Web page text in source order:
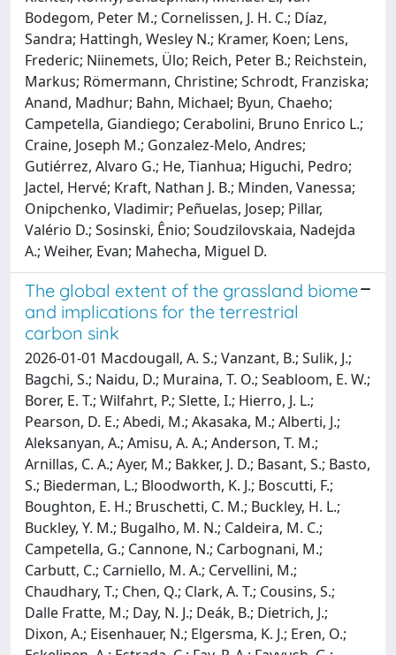
Bodegom, Peter M.; Cornelissen, J. H. C.; Díaz,
Sandra; Hattingh, Wesley N.; Kramer, Koen; Lens,
Frederic; Niinemets, Ülo; Reich, Peter B.; Reichstein,
Markus; Römermann, Christine; Schrodt, Franziska;
Anand, Madhur; Bahn, Michael; Byun, Chaeho;
Campetella, Giandiego; Cerabolini, Bruno Enrico L.;
Craine, Joseph M.; Gonzalez-Melo, Andres;
Gutiérrez, Alvaro G.; He, Tianhua; Higuchi, Pedro;
Jactel, Hervé; Kraft, Nathan J. B.; Minden, Vanessa;
Onipchenko, Vladimir; Peñuelas, Josep; Pillar,
Valério D.; Sosinski, Ênio; Soudzilovskaia, Nadejda
A.; Weiher, Evan; Mahecha, Miguel D.
The global extent of the grassland biome
and implications for the terrestrial
carbon sink
2026-01-01 Macdougall, A. S.; Vanzant, B.; Sulik, J.;
Bagchi, S.; Naidu, D.; Muraina, T. O.; Seabloom, E. W.;
Borer, E. T.; Wilfahrt, P.; Slette, I.; Hierro, J. L.;
Pearson, D. E.; Abedi, M.; Akasaka, M.; Alberti, J.;
Aleksanyan, A.; Amisu, A. A.; Anderson, T. M.;
Arnillas, C. A.; Ayer, M.; Bakker, J. D.; Basant, S.; Basto,
S.; Biederman, L.; Bloodworth, K. J.; Boscutti, F.;
Boughton, E. H.; Bruschetti, C. M.; Buckley, H. L.;
Buckley, Y. M.; Bugalho, M. N.; Caldeira, M. C.;
Campetella, G.; Cannone, N.; Carbognani, M.;
Carbutt, C.; Carniello, M. A.; Cervellini, M.;
Chaudhary, T.; Chen, Q.; Clark, A. T.; Cousins, S.;
Dalle Fratte, M.; Day, N. J.; Deák, B.; Dietrich, J.;
Dixon, A.; Eisenhauer, N.; Elgersma, K. J.; Eren, O.;